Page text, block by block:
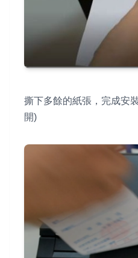
撕下多餘的紙張，完成安
開)